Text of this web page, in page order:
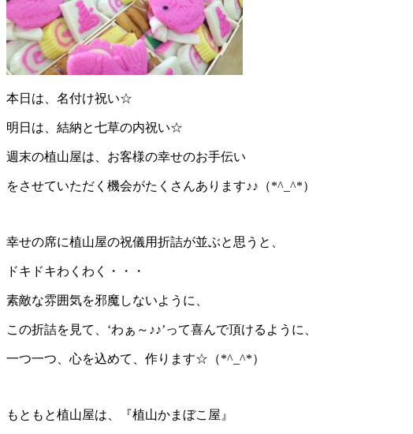
本日は、名付け祝い☆
明日は、結納と七草の内祝い☆
週末の植山屋は、お客様の幸せのお手伝い
をさせていただく機会がたくさんあります♪♪（*^_^*）
幸せの席に植山屋の祝儀用折詰が並ぶと思うと、
ドキドキわくわく・・・
素敵な雰囲気を邪魔しないように、
この折詰を見て、‘わぁ～♪♪’って喜んで頂けるように、
一つ一つ、心を込めて、作ります☆（*^_^*）
もともと植山屋は、『植山かまぼこ屋』